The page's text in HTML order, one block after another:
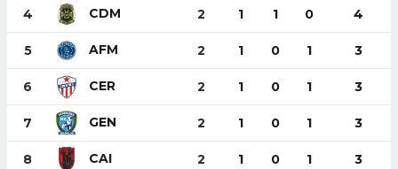
4 CDM 2 1 1 0 4
5 AFM 2 1 0 1 3
6 CER 2 1 0 1 3
7 GEN 2 1 0 1 3
8 CAI 2 1 0 1 3